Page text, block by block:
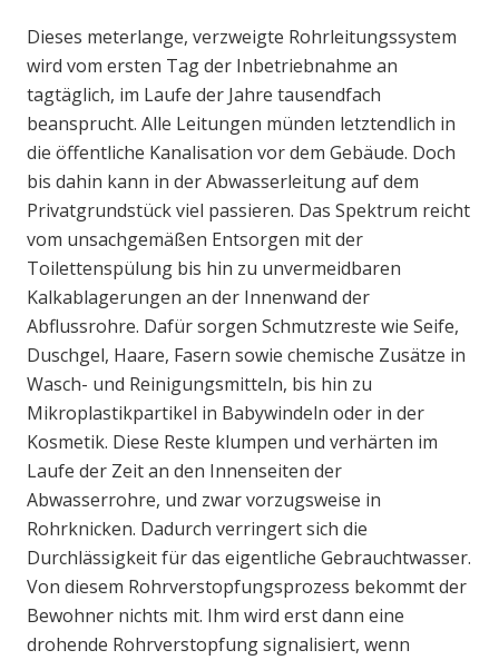
Dieses meterlange, verzweigte Rohrleitungssystem
wird vom ersten Tag der Inbetriebnahme an
tagtäglich, im Laufe der Jahre tausendfach
beansprucht. Alle Leitungen münden letztendlich in
die öffentliche Kanalisation vor dem Gebäude. Doch
bis dahin kann in der Abwasserleitung auf dem
Privatgrundstück viel passieren. Das Spektrum reicht
vom unsachgemäßen Entsorgen mit der
Toilettenspülung bis hin zu unvermeidbaren
Kalkablagerungen an der Innenwand der
Abflussrohre. Dafür sorgen Schmutzreste wie Seife,
Duschgel, Haare, Fasern sowie chemische Zusätze in
Wasch- und Reinigungsmitteln, bis hin zu
Mikroplastikpartikel in Babywindeln oder in der
Kosmetik. Diese Reste klumpen und verhärten im
Laufe der Zeit an den Innenseiten der
Abwasserrohre, und zwar vorzugsweise in
Rohrknicken. Dadurch verringert sich die
Durchlässigkeit für das eigentliche Gebrauchtwasser.
Von diesem Rohrverstopfungsprozess bekommt der
Bewohner nichts mit. Ihm wird erst dann eine
drohende Rohrverstopfung signalisiert, wenn